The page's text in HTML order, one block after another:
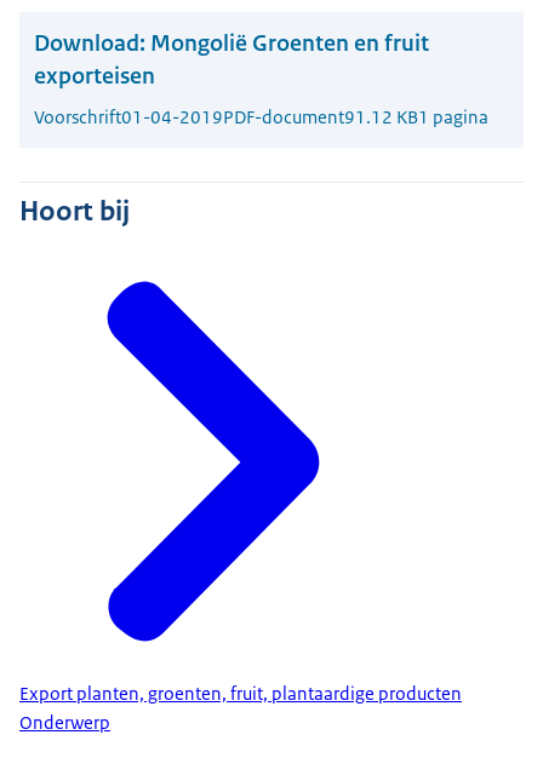
Download: Mongolië Groenten en fruit
exporteisen
Voorschrift01-04-2019PDF-document91.12 KB1 pagina
Hoort bij
Export planten, groenten, fruit, plantaardige producten
Onderwerp